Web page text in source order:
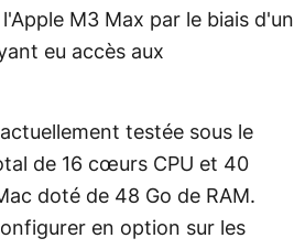
M3 Max par le biais d'un
eu accès aux
testée sous le
de 16 cœurs CPU et 40
doté de 48 Go de RAM.
en option sur les